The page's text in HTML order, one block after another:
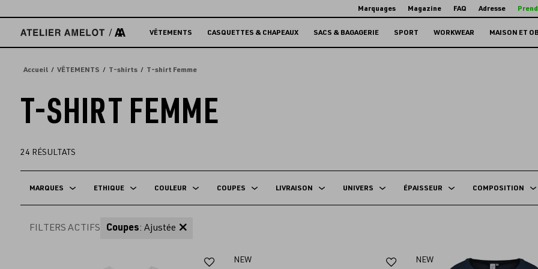
directement
contenu
Marquages Magazine FAQ Adresse
VÊTEMENTS CASQUETTES & CHAPEAUX SACS & BAGAGERIE SPORT WORKWEAR MAISON ET
Accueil VÊTEMENTS T-shirts T-shirt Femme
T-SHIRT FEMME
24 RÉSULTATS
MARQUES ETHIQUE COULEUR COUPES LIVRAISON UNIVERS ÉPAISSEUR COMPOSITION
FILTERS ACTIFS Coupes: Ajustée
Ajouter
NEW
Ajouter
NEW